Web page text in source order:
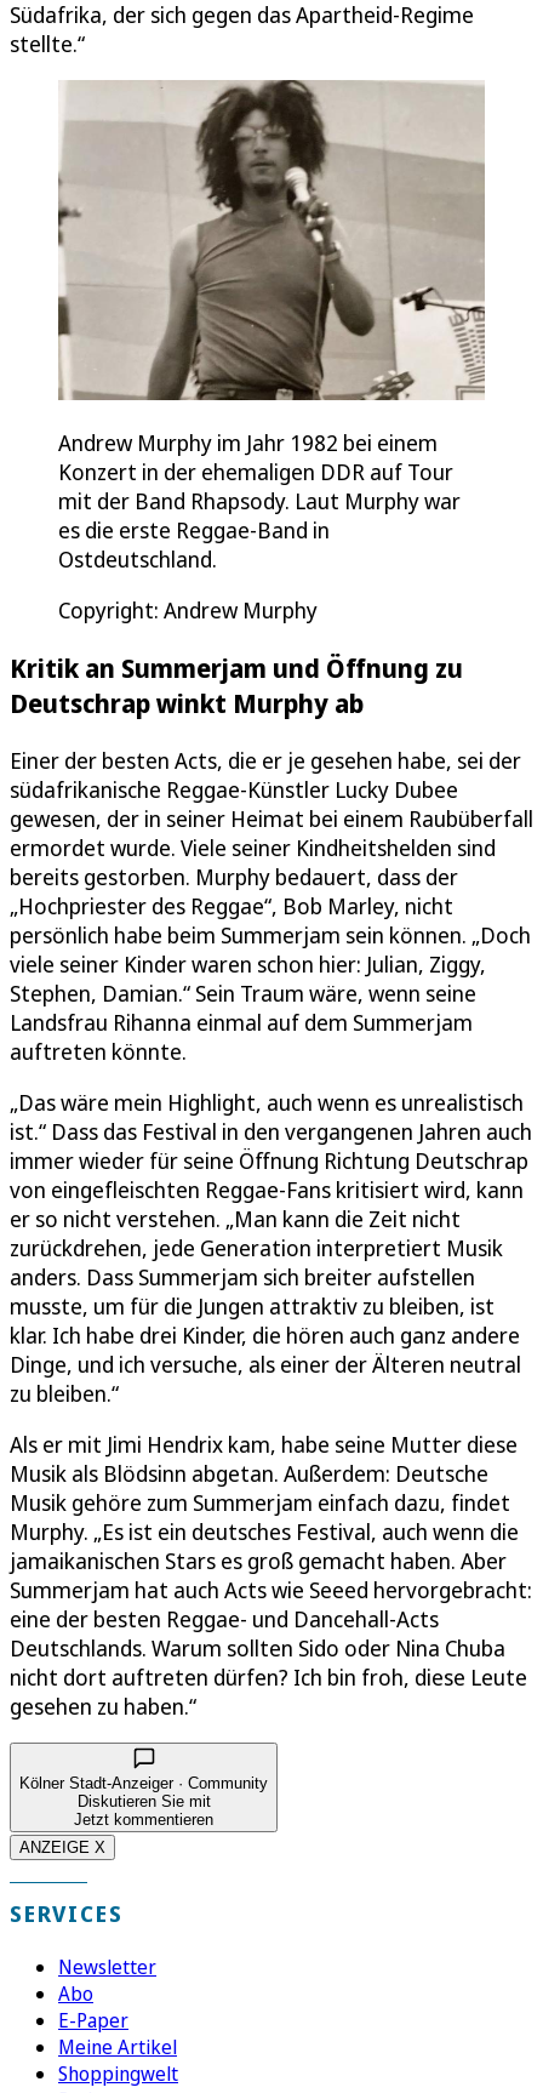
Südafrika, der sich gegen das Apartheid-Regime
stellte.“
Andrew Murphy im Jahr 1982 bei einem
Konzert in der ehemaligen DDR auf Tour
mit der Band Rhapsody. Laut Murphy war
es die erste Reggae-Band in
Ostdeutschland.
Copyright: Andrew Murphy
Kritik an Summerjam und Öffnung zu
Deutschrap winkt Murphy ab
Einer der besten Acts, die er je gesehen habe, sei der
südafrikanische Reggae-Künstler Lucky Dubee
gewesen, der in seiner Heimat bei einem Raubüberfall
ermordet wurde. Viele seiner Kindheitshelden sind
bereits gestorben. Murphy bedauert, dass der
„Hochpriester des Reggae“, Bob Marley, nicht
persönlich habe beim Summerjam sein können. „Doch
viele seiner Kinder waren schon hier: Julian, Ziggy,
Stephen, Damian.“ Sein Traum wäre, wenn seine
Landsfrau Rihanna einmal auf dem Summerjam
auftreten könnte.
„Das wäre mein Highlight, auch wenn es unrealistisch
ist.“ Dass das Festival in den vergangenen Jahren auch
immer wieder für seine Öffnung Richtung Deutschrap
von eingefleischten Reggae-Fans kritisiert wird, kann
er so nicht verstehen. „Man kann die Zeit nicht
zurückdrehen, jede Generation interpretiert Musik
anders. Dass Summerjam sich breiter aufstellen
musste, um für die Jungen attraktiv zu bleiben, ist
klar. Ich habe drei Kinder, die hören auch ganz andere
Dinge, und ich versuche, als einer der Älteren neutral
zu bleiben.“
Als er mit Jimi Hendrix kam, habe seine Mutter diese
Musik als Blödsinn abgetan. Außerdem: Deutsche
Musik gehöre zum Summerjam einfach dazu, findet
Murphy. „Es ist ein deutsches Festival, auch wenn die
jamaikanischen Stars es groß gemacht haben. Aber
Summerjam hat auch Acts wie Seeed hervorgebracht:
eine der besten Reggae- und Dancehall-Acts
Deutschlands. Warum sollten Sido oder Nina Chuba
nicht dort auftreten dürfen? Ich bin froh, diese Leute
gesehen zu haben.“
Kölner Stadt-Anzeiger · Community
Diskutieren Sie mit
Jetzt kommentieren
ANZEIGE X
SERVICES
Newsletter
Abo
E-Paper
Meine Artikel
Shoppingwelt